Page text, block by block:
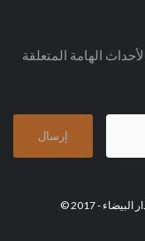
الهامة المتعلقة
- 2017 ©